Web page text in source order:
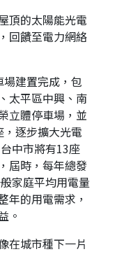
頂的太陽能光電
回饋至電力網絡
建置完成，包
太平區中興、南
立體停車場，並
逐步擴大光電
中市將有13座
屆時，每年總發
家庭平均用電量
年的用電需求，
。
在城市種下一片